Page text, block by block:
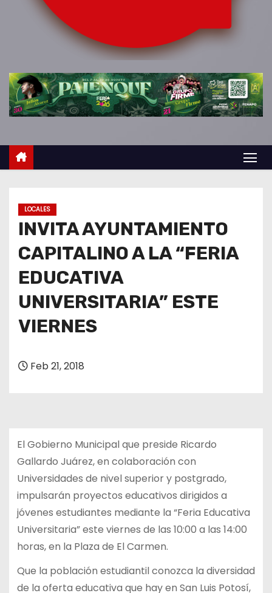
LOCALES
INVITA AYUNTAMIENTO
CAPITALINO A LA “FERIA
EDUCATIVA
UNIVERSITARIA” ESTE
VIERNES
Feb 21, 2018
El Gobierno Municipal que preside Ricardo
Gallardo Juárez, en colaboración con
Universidades de nivel superior y postgrado,
impulsarán proyectos educativos dirigidos a
jóvenes estudiantes mediante la “Feria Educativa
Universitaria” este viernes de las 10:00 a las 14:00
horas, en la Plaza de El Carmen.
Que la población estudiantil conozca la diversidad
de la oferta educativa que hay en San Luis Potosí,